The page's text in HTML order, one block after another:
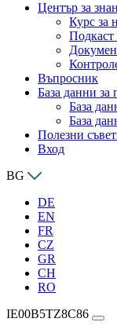
Център за
Курс за
Подкаст
Въпросник
База данни за
База
База
Полезни
Вход
BG
DE
EN
FR
CZ
GR
CH
RO
IE00B5TZ8C86